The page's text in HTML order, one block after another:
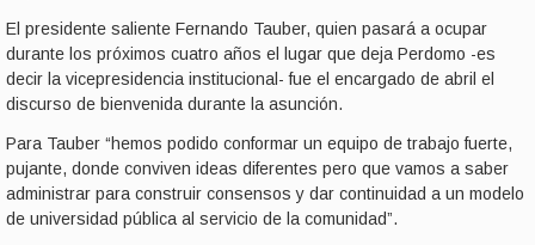
El presidente saliente Fernando Tauber, quien pasará a ocupar
durante los próximos cuatro años el lugar que deja Perdomo -es
decir la vicepresidencia institucional- fue el encargado de abril el
discurso de bienvenida durante la asunción.
Para Tauber “hemos podido conformar un equipo de trabajo fuerte,
pujante, donde conviven ideas diferentes pero que vamos a saber
administrar para construir consensos y dar continuidad a un modelo
de universidad pública al servicio de la comunidad”.